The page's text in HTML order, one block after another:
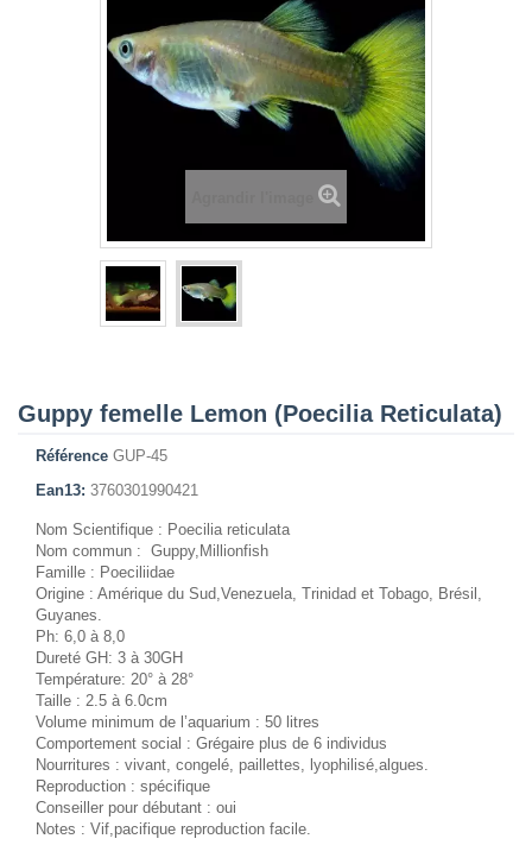
Guppy femelle Lemon (Poecilia Reticulata)
Référence GUP-45
Ean13: 3760301990421
Nom Scientifique : Poecilia reticulata
Nom commun : Guppy,Millionfish
Famille : Poeciliidae
Origine : Amérique du Sud,Venezuela, Trinidad et Tobago, Brésil,
Guyanes.
Ph: 6,0 à 8,0
Dureté GH: 3 à 30GH
Température: 20° à 28°
Taille : 2.5 à 6.0cm
Volume minimum de l’aquarium : 50 litres
Comportement social : Grégaire plus de 6 individus
Nourritures : vivant, congelé, paillettes, lyophilisé,algues.
Reproduction : spécifique
Conseiller pour débutant : oui
Notes : Vif,pacifique reproduction facile.